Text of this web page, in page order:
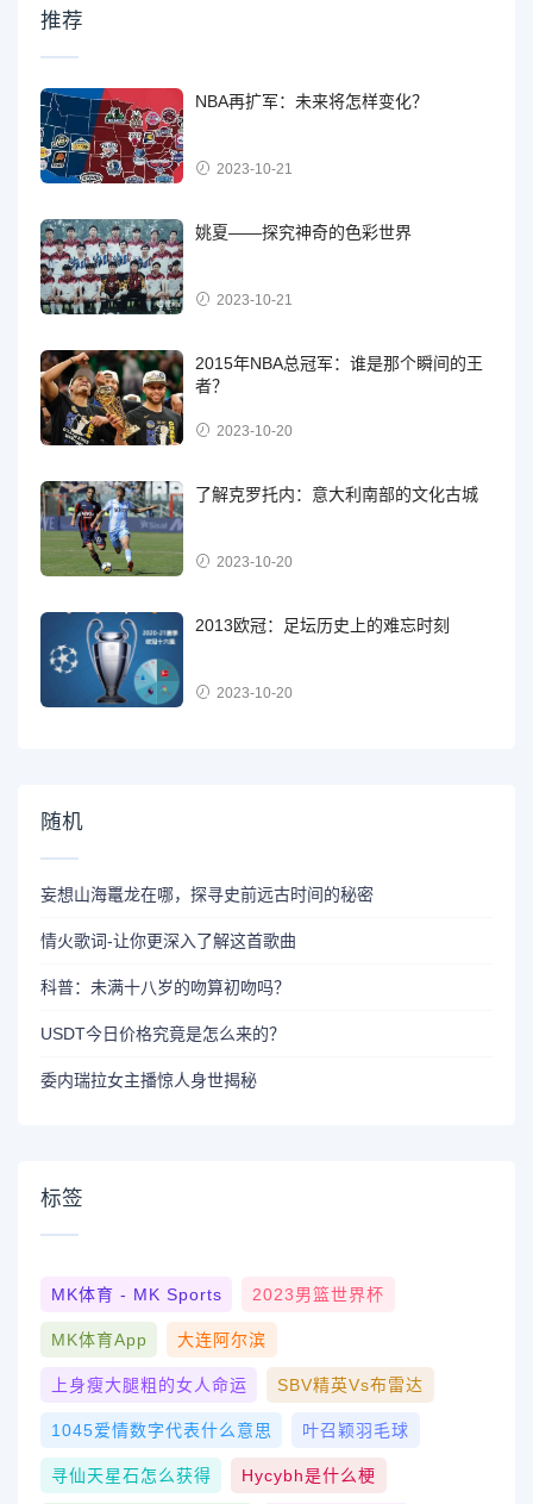
推荐
NBA再扩军：未来将怎样变化？
2023-10-21
姚夏——探究神奇的色彩世界
2023-10-21
2015年NBA总冠军：谁是那个瞬间的王
者？
2023-10-20
了解克罗托内：意大利南部的文化古城
2023-10-20
2013欧冠：足坛历史上的难忘时刻
2023-10-20
随机
妄想山海鼍龙在哪，探寻史前远古时间的秘密
情火歌词-让你更深入了解这首歌曲
科普：未满十八岁的吻算初吻吗？
USDT今日价格究竟是怎么来的？
委内瑞拉女主播惊人身世揭秘
标签
MK体育 - MK Sports 2023男篮世界杯
MK体育App 大连阿尔滨
上身瘦大腿粗的女人命运 SBV精英vs布雷达
1045爱情数字代表什么意思 叶召颖羽毛球
寻仙天星石怎么获得 Hycybh是什么梗